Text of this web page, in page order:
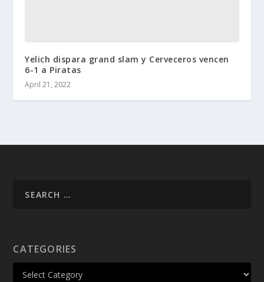
Yelich dispara grand slam y Cerveceros vencen
6-1 a Piratas
April 21, 2022
CATEGORIES